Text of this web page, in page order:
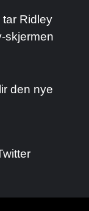
Ridley
skjermen
den nye